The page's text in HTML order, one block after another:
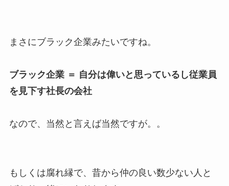
まさにブラック企業みたいですね。
ブラック企業 ＝ 自分は偉いと思っているし従業員
を見下す社長の会社
なので、当然と言えば当然ですが。。
もしくは腐れ縁で、昔から仲の良い数少ない人と